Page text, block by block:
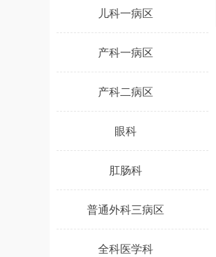
儿科一病区
产科一病区
产科二病区
眼科
肛肠科
普通外科三病区
全科医学科